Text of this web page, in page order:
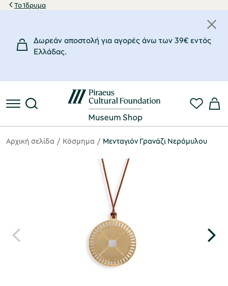
Το Ίδρυμα
Δωρεάν αποστολή για αγορές άνω των 39€ εντός
Eλλάδας.
Αρχική σελίδα Κόσμημα Μενταγιόν Γρανάζι Νερόμυλου